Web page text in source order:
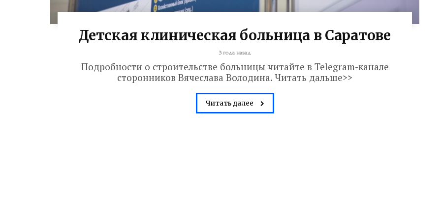
Детская клиническая больница в Саратове
3 года назад
Подробности о строительстве больницы читайте в Telegram-канале
сторонников Вячеслава Володина. Читать дальше>>
Читать далее